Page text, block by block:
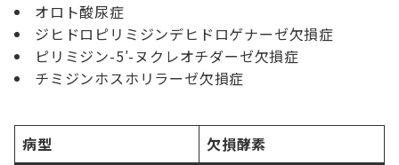
オロト酸尿症
ジヒドロピリミジンデヒドロゲナーゼ欠損症
ピリミジン-5′-ヌクレオチダーゼ欠損症
チミジンホスホリラーゼ欠損症
病型
欠損酵素